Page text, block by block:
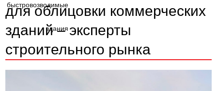
для облицовки коммерческих
зданий – эксперты
строительного рынка